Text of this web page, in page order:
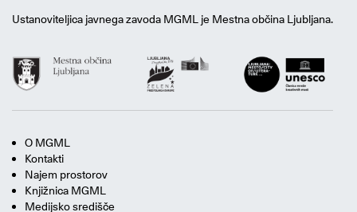
Ustanoviteljica javnega zavoda MGML je Mestna občina Ljubljana.
O MGML
Kontakti
Najem prostorov
Knjižnica MGML
Medijsko središče